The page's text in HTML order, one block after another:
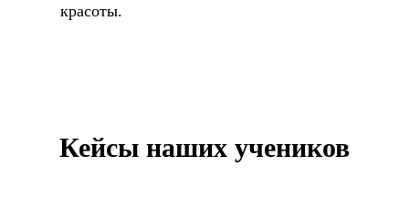
красоты.
Кейсы наших учеников